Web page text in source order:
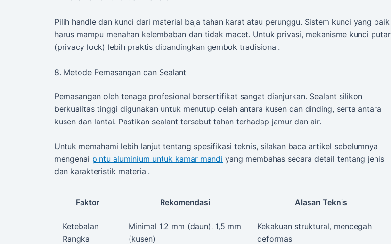
Pilih handle dan kunci dari material baja tahan karat atau perunggu. Sistem kunci yang baik
harus mampu menahan kelembaban dan tidak macet. Untuk privasi, mekanisme kunci putar
(privacy lock) lebih praktis dibandingkan gembok tradisional.
8. Metode Pemasangan dan Sealant
Pemasangan oleh tenaga profesional bersertifikat sangat dianjurkan. Sealant silikon
berkualitas tinggi digunakan untuk menutup celah antara kusen dan dinding, serta antara
kusen dan lantai. Pastikan sealant tersebut tahan terhadap jamur dan air.
Untuk memahami lebih lanjut tentang spesifikasi teknis, silakan baca artikel sebelumnya
mengenai pintu aluminium untuk kamar mandi yang membahas secara detail tentang jenis
dan karakteristik material.
Faktor Rekomendasi Alasan Teknis
Ketebalan
Rangka
Minimal 1,2 mm (daun), 1,5 mm
(kusen)
Kekakuan struktural, mencegah
deformasi